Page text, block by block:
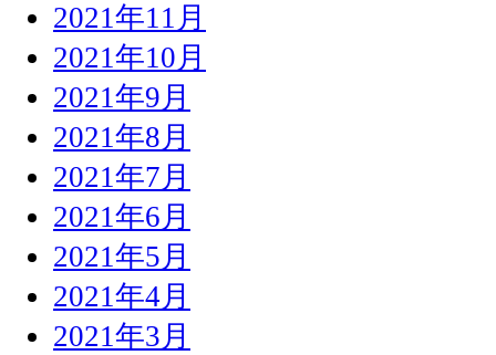
2021年11月
2021年10月
2021年9月
2021年8月
2021年7月
2021年6月
2021年5月
2021年4月
2021年3月